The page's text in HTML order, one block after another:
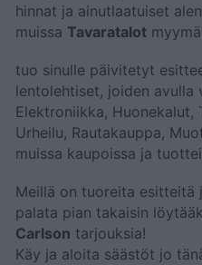
hinnat ja ainutlaatuiset
muissa Tavaratalot
tuo sinulle päivitetyt
lentolehtiset, joiden avulla
Elektroniikka, Huonekalut,
Urheilu, Rautakauppa,
muissa kaupoissa ja
Meillä on tuoreita esitteitä
palata pian takaisin
Carlson tarjouksia!
Käy ja aloita säästöt jo